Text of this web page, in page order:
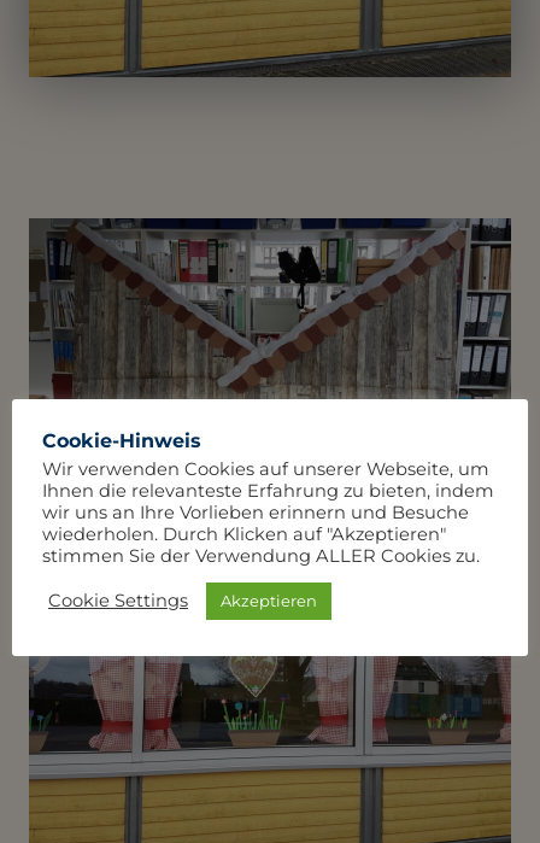
Cookie-Hinweis
Wir verwenden Cookies auf unserer Webseite, um
Ihnen die relevanteste Erfahrung zu bieten, indem
wir uns an Ihre Vorlieben erinnern und Besuche
wiederholen. Durch Klicken auf "Akzeptieren"
stimmen Sie der Verwendung ALLER Cookies zu.
Cookie Settings Akzeptieren